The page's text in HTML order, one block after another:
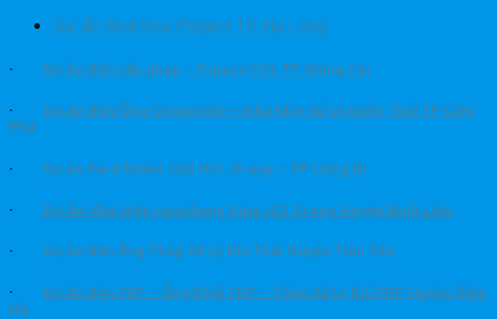
Dự Án Red Sea Project TP Hạ Long
· Dự Án Bồn Lắp ghép – Pipeco H2L TP Móng Cái
· Dự Án Bồn/Ống Composite – Nhà Máy Xử Lý Nước Thải TP Cẩm
Phả
· Dự Án Ford Motor Của H2L Group – TP Uông Bí
· Dự Án Nhà Máy Haosheng Vina H2l Group Huyện Bình Liêu
· Dự Án Bồn Ống Tháp Xử Lý Khí Thải Huyện Tiên Yên
· Dự Án Bồn FRP – Ống Khói FRP – Tháp Xử Lý Khí FRP Huyện Đầm
Hà